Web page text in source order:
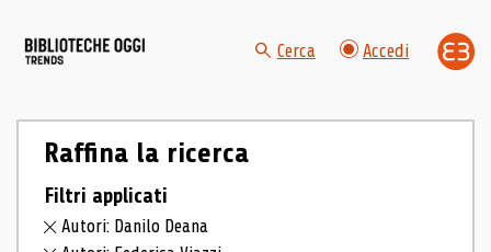
Cerca Accedi
Raffina la ricerca
Filtri applicati
Autori: Danilo Deana